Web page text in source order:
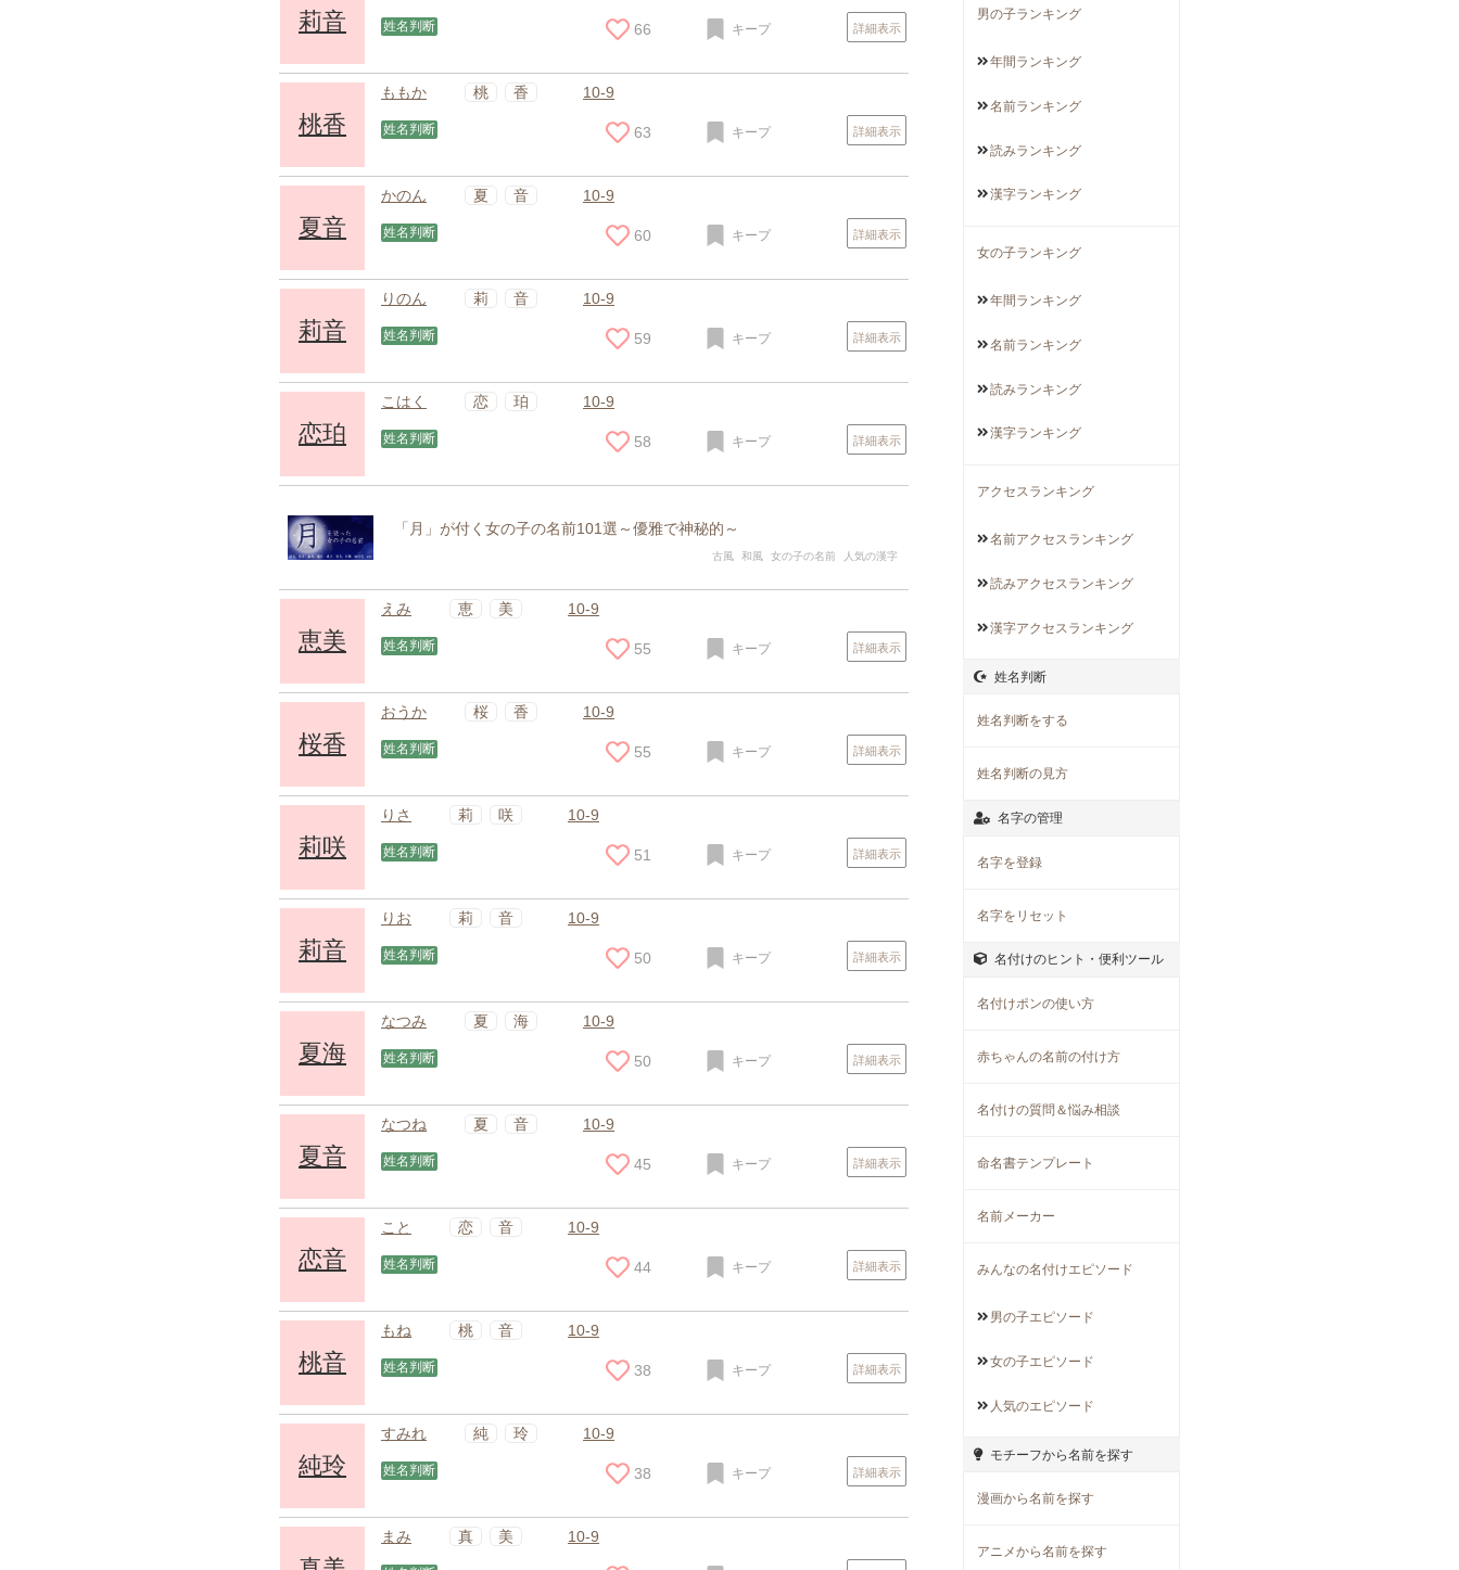
莉音 姓名判断 66 キープ 詳細表示
桃香
ももか 桃 香 10-9
姓名判断 63 キープ 詳細表示
夏音
かのん 夏 音 10-9
姓名判断 60 キープ 詳細表示
莉音
りのん 莉 音 10-9
姓名判断 59 キープ 詳細表示
恋珀
こはく 恋 珀 10-9
姓名判断 58 キープ 詳細表示
「月」が付く女の子の名前101選～優雅で神秘的～
古風 和風 女の子の名前 人気の漢字
恵美
えみ 恵 美 10-9
姓名判断 55 キープ 詳細表示
桜香
おうか 桜 香 10-9
姓名判断 55 キープ 詳細表示
莉咲
りさ 莉 咲 10-9
姓名判断 51 キープ 詳細表示
莉音
りお 莉 音 10-9
姓名判断 50 キープ 詳細表示
夏海
なつみ 夏 海 10-9
姓名判断 50 キープ 詳細表示
夏音
なつね 夏 音 10-9
姓名判断 45 キープ 詳細表示
恋音
こと 恋 音 10-9
姓名判断 44 キープ 詳細表示
桃音
もね 桃 音 10-9
姓名判断 38 キープ 詳細表示
純玲
すみれ 純 玲 10-9
姓名判断 38 キープ 詳細表示
まみ 真 美 10-9
男の子ランキング
年間 ランキング
名前ランキング
読みランキング
漢字ランキング
女の子ランキング
年間 ランキング
名前ランキング
読みランキング
漢字ランキング
アクセスランキング
名前アクセスランキング
読みアクセスランキング
漢字アクセス ランキング
姓名判断
姓名判断をする
姓名判断の見方
名字の管理
名字を登録
名字をリセット
名付けのヒント・便利ツール
名付けポンの使い方
赤ちゃんの名前の付け方
名付けの質問＆悩み相談
命名書テンプレート
名前メーカー
みんなの名付けエピソード
男の子エピソード
女の子エピソード
人気のエピソード
モチーフから名前を探す
漫画から名前を探す
アニメから名前を探す